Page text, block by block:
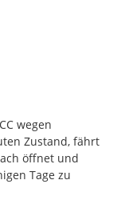
wegen
Zustand, fährt
öffnet und
Tage zu